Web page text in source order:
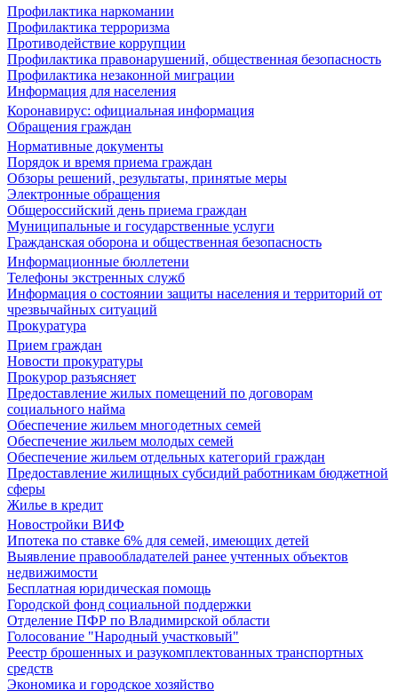
Профилактика наркомании
Профилактика терроризма
Противодействие коррупции
Профилактика правонарушений, общественная безопасность
Профилактика незаконной миграции
Информация для населения
Коронавирус: официальная информация
Обращения граждан
Нормативные документы
Порядок и время приема граждан
Обзоры решений, результаты, принятые меры
Электронные обращения
Общероссийский день приема граждан
Муниципальные и государственные услуги
Гражданская оборона и общественная безопасность
Информационные бюллетени
Телефоны экстренных служб
Информация о состоянии защиты населения и территорий от
чрезвычайных ситуаций
Прокуратура
Прием граждан
Новости прокуратуры
Прокурор разъясняет
Предоставление жилых помещений по договорам
социального найма
Обеспечение жильем многодетных семей
Обеспечение жильем молодых семей
Обеспечение жильем отдельных категорий граждан
Предоставление жилищных субсидий работникам бюджетной
сферы
Жилье в кредит
Новостройки ВИФ
Ипотека по ставке 6% для семей, имеющих детей
Выявление правообладателей ранее учтенных объектов
недвижимости
Бесплатная юридическая помощь
Городской фонд социальной поддержки
Отделение ПФР по Владимирской области
Голосование "Народный участковый"
Реестр брошенных и разукомплектованных транспортных
средств
Экономика и городское хозяйство